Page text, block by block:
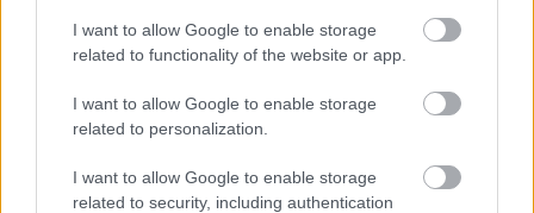
I want to allow Google to enable storage
related to functionality of the website or app.
I want to allow Google to enable storage
related to personalization.
I want to allow Google to enable storage
related to security, including authentication